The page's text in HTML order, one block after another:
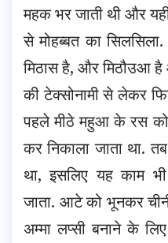
महक भर जाती थी और
से मोहब्बत का
मिठास है, और मिठौउआ है
की टेक्सोनामी से लेकर
पहले मीठे महुआ के रस को
कर निकाला जाता था. तब
था, इसलिए यह काम
जाता. आटे को भूनकर
अम्मा लप्सी बनाने के